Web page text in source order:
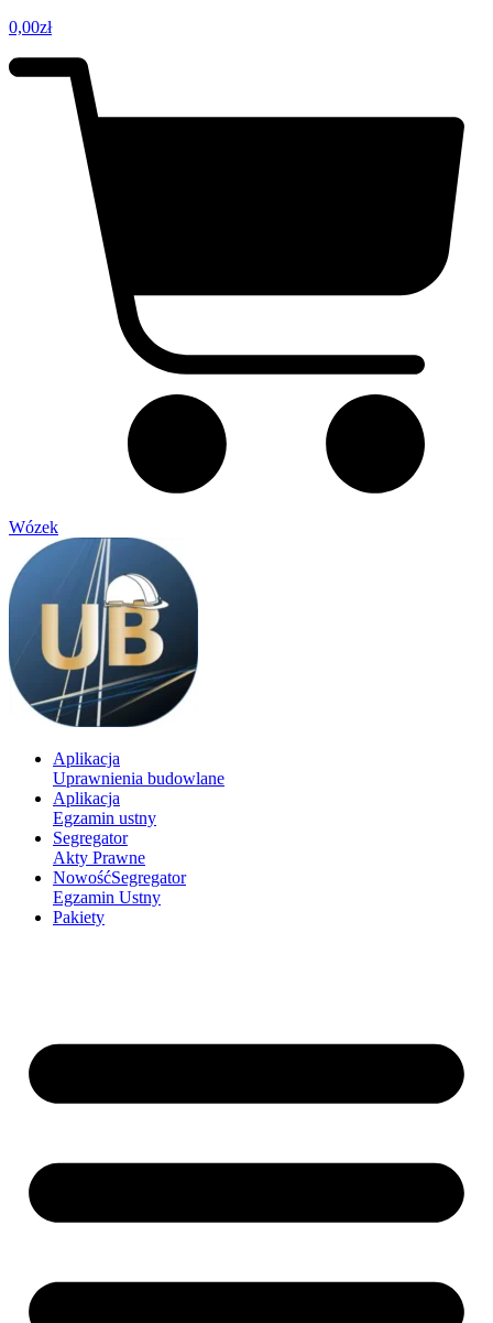
0,00zł
Wózek
Aplikacja
Uprawnienia budowlane
Aplikacja
Egzamin ustny
Segregator
Akty Prawne
NowośćSegregator
Egzamin Ustny
Pakiety